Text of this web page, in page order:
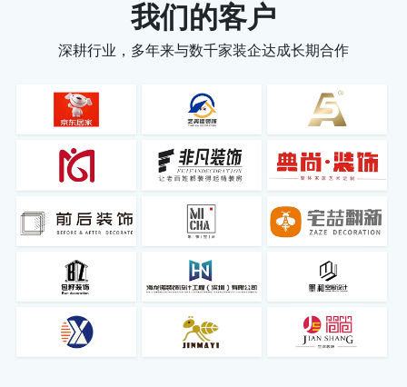
我们的客户
深耕行业，多年来与数千家装企达成长期合作